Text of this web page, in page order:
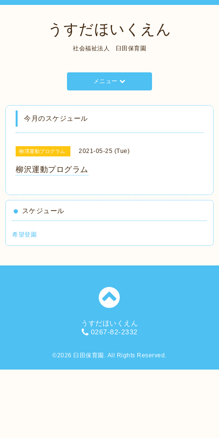
うすだほいくえん
社会福祉法人 臼田保育園
メニュー
今月のスケジュール
柳澤運動プログラム 2021-05-25 (Tue)
柳沢運動プログラム
スケジュール
希望登園
うすだほいくえん
0267-82-2332
©2026 臼田保育園 . All Rights Reserved.